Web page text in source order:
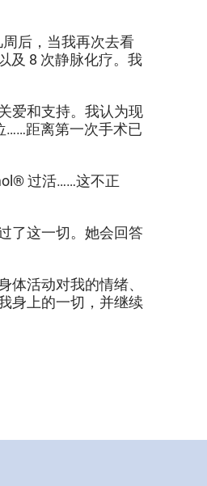
后，当我再次去看
及 8 次静脉化疗。我
爱和支持。我认为现
……距离第一次手术已
过活……这不正
了这一切。她会回答
活动对我的情绪、
身上的一切，并继续